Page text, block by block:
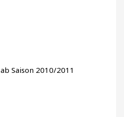
ab Saison 2010/2011